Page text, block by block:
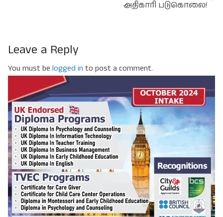
அதிகாரி படுகொலை!
Leave a Reply
You must be logged in to post a comment.